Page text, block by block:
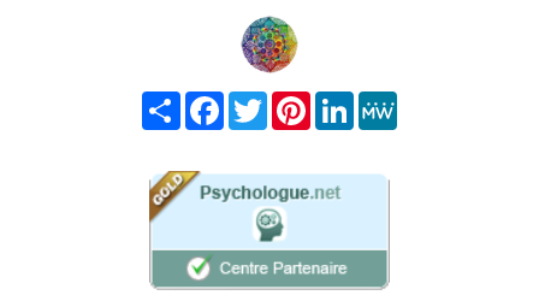
Share FacebookTwitterPinterest
LinkedIn